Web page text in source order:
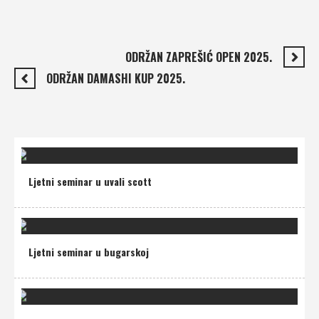
ODRŽAN ZAPREŠIĆ OPEN 2025.
ODRŽAN DAMASHI KUP 2025.
Ljetni seminar u uvali scott
Ljetni seminar u bugarskoj